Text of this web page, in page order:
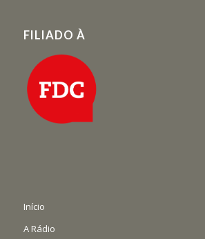
FILIADO À
Início
A Rádio